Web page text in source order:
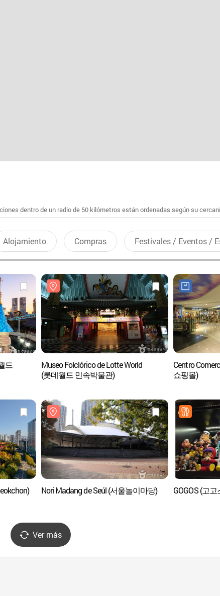
dentro de un radio de 50 kilómetros están ordenadas según su
Alojamiento Compras Festivales / Eventos /
드
Museo Folclórico de Lotte World
(롯데월드 민속박물관)
Centro
쇼핑몰)
Nori Madang de Seúl (서울놀이마당) GOGOS (고고
Ver más